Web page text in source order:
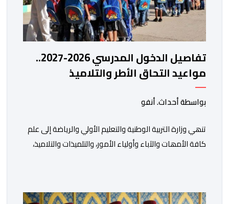
تفاصيل الدخول المدرسي 2026-2027..
مواعيد التحاق الأطر والتلاميذ
بالمؤسسات التعليمية
بواسطة أحداث. أنفو
تنھي وزارة التربیة الوطنیة والتعلیم الأولي والریاضة إلى علم
كافة الأمھات والآباء وأولیاء الأمور، والتلمیذات والتلامیذ،
المحدد سلفا طبقا لمقتضیات المقرر الوزاري رقم 047.26